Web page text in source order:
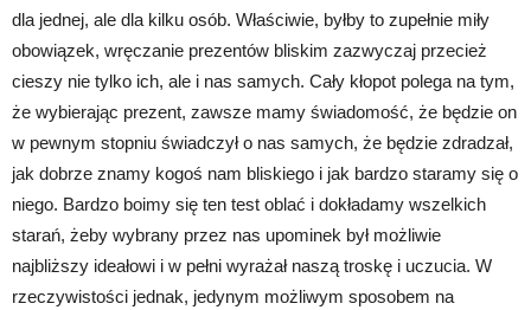
dla jednej, ale dla kilku osób. Właściwie, byłby to zupełnie miły
obowiązek, wręczanie prezentów bliskim zazwyczaj przecież
cieszy nie tylko ich, ale i nas samych. Cały kłopot polega na tym,
że wybierając prezent, zawsze mamy świadomość, że będzie on
w pewnym stopniu świadczył o nas samych, że będzie zdradzał,
jak dobrze znamy kogoś nam bliskiego i jak bardzo staramy się o
niego. Bardzo boimy się ten test oblać i dokładamy wszelkich
starań, żeby wybrany przez nas upominek był możliwie
najbliższy ideałowi i w pełni wyrażał naszą troskę i uczucia. W
rzeczywistości jednak, jedynym możliwym sposobem na